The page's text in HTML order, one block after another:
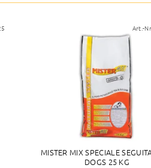
Art.-
MISTER MIX SPECIALE
DOGS 25 KG